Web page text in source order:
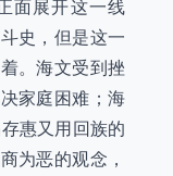
面展开这一线
史，但是这一
。海文受到挫
家庭困难；海
惠又用回族的
为恶的观念，